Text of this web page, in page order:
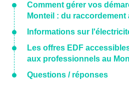
Comment gérer vos
Monteil : du raccordement
Informations sur
Les offres EDF
aux professionnels au
Questions / réponses